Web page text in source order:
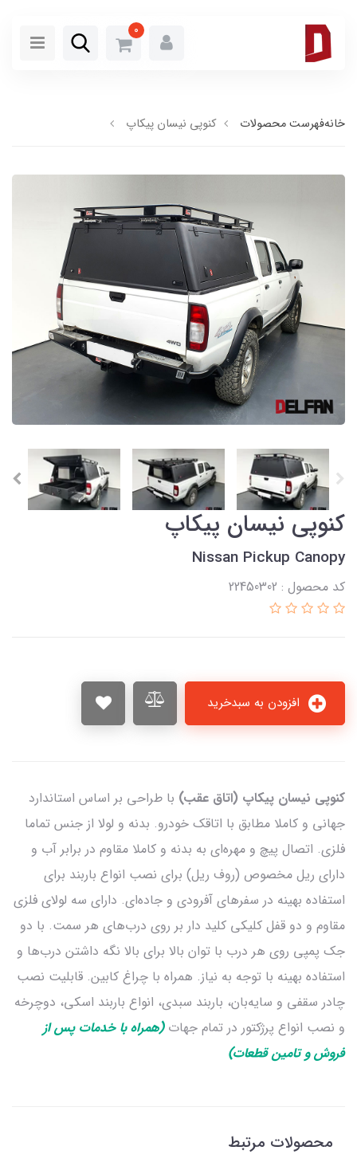
0
خانهفهرست محصولات کنوپی نیسان پیکاپ
کنوپی نیسان پیکاپ
Nissan Pickup Canopy
کد محصول : 22450302
کنوپی نیسان پیکاپ (اتاق عقب) با طراحی بر اساس استاندارد
جهانی و کاملا مطابق با اتاقک خودرو. بدنه و لولا از جنس تماما
فلزی. اتصال پیچ و مهره‌ای به بدنه و کاملا مقاوم در برابر آب و
دارای ریل مخصوص (روف ریل) برای نصب انواع باربند برای
استفاده بهینه در سفرهای آفرودی و جاده‌ای. دارای سه لولای فلزی
مقاوم و دو قفل کلیکی کلید دار بر روی درب‌های هر سمت. با دو
جک پمپی روی هر درب با توان بالا برای بالا نگه داشتن درب‌ها و
استفاده بهینه با توجه به نیاز. همراه با چراغ کابین. قابلیت نصب
چادر سقفی و سایه‌بان، باربند سبدی، انواع باربند اسکی، دوچرخه
و نصب انواع پرژکتور در تمام جهات(همراه با خدمات پس از
فروش و تامین قطعات)
محصولات مرتبط